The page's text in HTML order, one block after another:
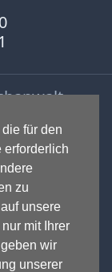
für den
erforderlich
zu
unsere
mit Ihrer
wir
unserer
-
,
und
,
&
und
und